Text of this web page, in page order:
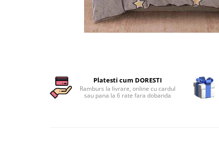
Lenjerii De Pat Bumbac Satinat 2
Lenjerii De Pat Jacquard
Lenjerii De Pat Catifea
Platesti cum DORESTI
Ramburs la livrare, online cu cardul
sau pana la 6 rate fara dobanda